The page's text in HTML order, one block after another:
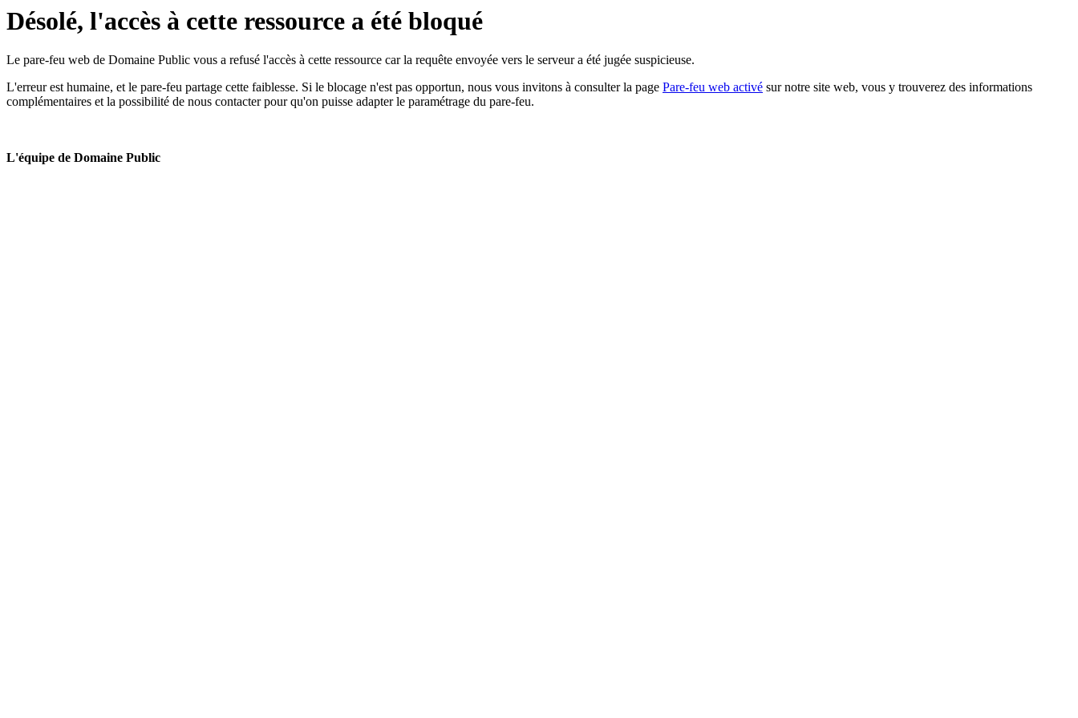
Désolé, l'accès à cette ressource a été bloqué
Le pare-feu web de Domaine Public vous a refusé l'accès à cette ressource car la requête envoyée vers le serveur a été jugée suspicieuse.
L'erreur est humaine, et le pare-feu partage cette faiblesse. Si le blocage n'est pas opportun, nous vous invitons à consulter la page Pare-feu web activé sur notre site web, vous y trouverez des informations
complémentaires et la possibilité de nous contacter pour qu'on puisse adapter le paramétrage du pare-feu.
L'équipe de Domaine Public